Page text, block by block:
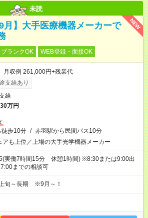
未読
NEW
月】大手医療機器メーカーで
ブランクOK WEB登録・面接OK
収例 261,000円+残業代
支給あり
給
万円
徒歩10分 / 赤羽駅から民間バス10分
アも上位／上場の大手光学機器メーカー
実働7時間15分 休憩1時間) ※8:30または9:00出
までの相談可
旬～長期 ※9月～！